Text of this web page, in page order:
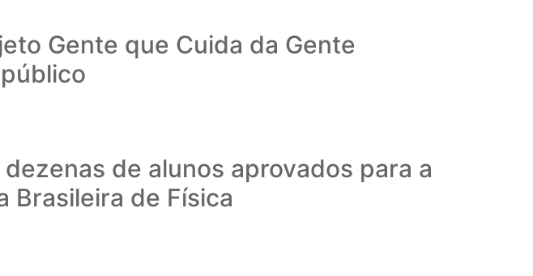
Gente que Cuida da Gente
de alunos aprovados para a
Brasileira de Física